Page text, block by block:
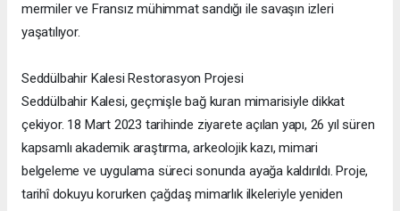
mermiler ve Fransız mühimmat sandığı ile savaşın izleri
yaşatılıyor.
Seddülbahir Kalesi Restorasyon Projesi
Seddülbahir Kalesi, geçmişle bağ kuran mimarisiyle dikkat
çekiyor. 18 Mart 2023 tarihinde ziyarete açılan yapı, 26 yıl süren
kapsamlı akademik araştırma, arkeolojik kazı, mimari
belgeleme ve uygulama süreci sonunda ayağa kaldırıldı. Proje,
tarihî dokuyu korurken çağdaş mimarlık ilkeleriyle yeniden